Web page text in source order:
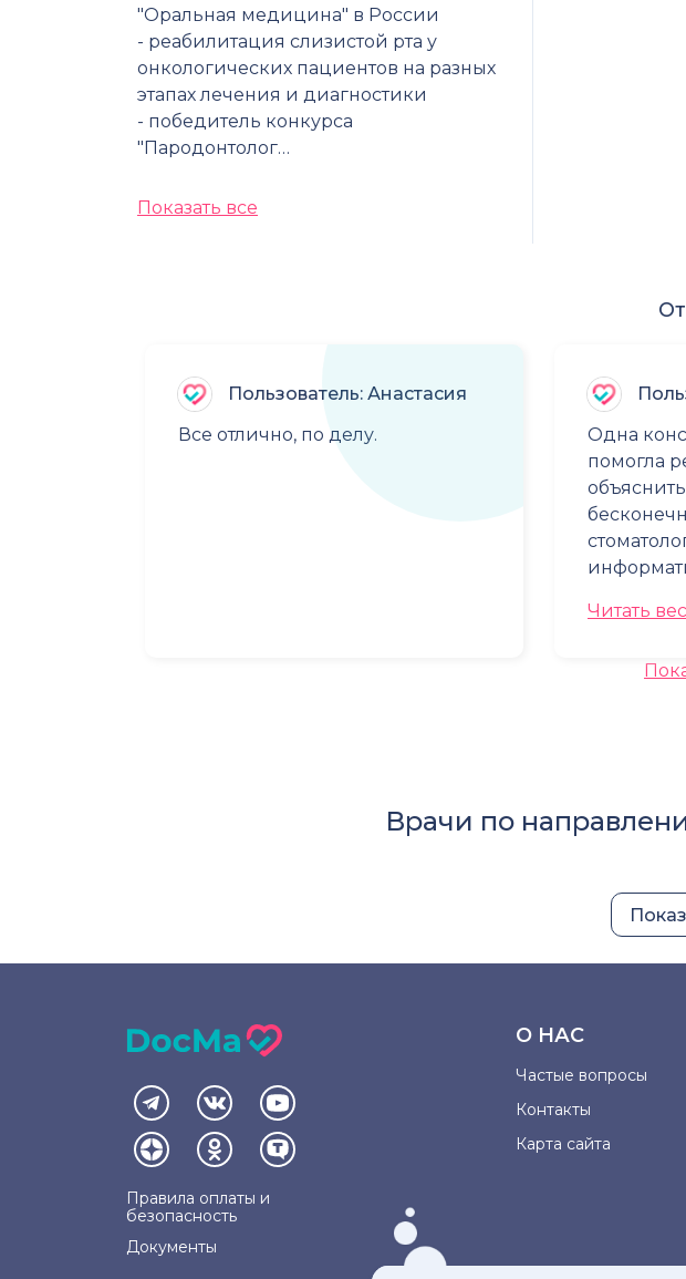
"Оральная медицина" в России
- реабилитация слизистой рта у
онкологических пациентов на разных
этапах лечения и диагностики
- победитель конкурса
"Пародонтолог…
Показать все
Пользователь: Анастасия
Все отлично, по делу.
Одна
помогла
Читать
Врачи по
Правила оплаты и
безопасность
Документы
О НАС
Частые вопросы
Контакты
Карта сайта